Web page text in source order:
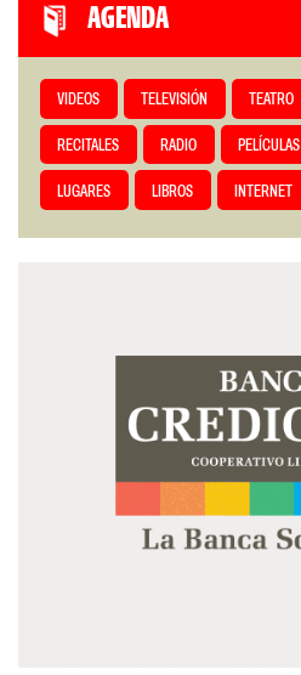
AGENDA
VIDEOS TELEVISIÓN TEATRO
RECITALES RADIO PELÍCULAS
LUGARES LIBROS INTERNET